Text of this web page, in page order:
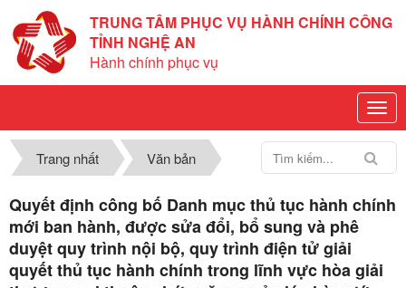
TRUNG TÂM PHỤC VỤ HÀNH CHÍNH CÔNG
TỈNH NGHỆ AN
Hành chính phục vụ
Trang nhất Văn bản
Quyết định công bố Danh mục thủ tục hành chính
mới ban hành, được sửa đổi, bổ sung và phê
duyệt quy trình nội bộ, quy trình điện tử giải
quyết thủ tục hành chính trong lĩnh vực hòa giải